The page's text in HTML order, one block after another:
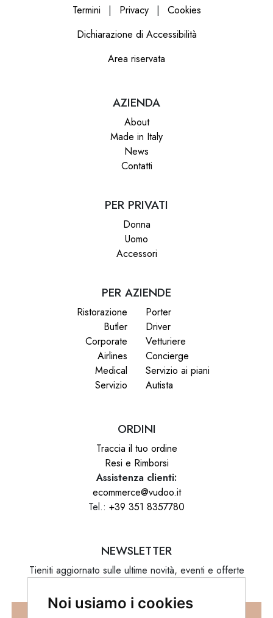
Noi usiamo i cookies
Termini
| Privacy |
Cookies
Dichiarazione di Accessibilità
Area riservata
AZIENDA
About
Made in Italy
News
Contatti
PER PRIVATI
Donna
Uomo
Accessori
PER AZIENDE
Ristorazione
Butler
Corporate
Airlines
Medical
Servizio
Porter
Driver
Vetturiere
Concierge
Servizio ai piani
Autista
ORDINI
Traccia il tuo ordine
Resi e Rimborsi
Assistenza clienti:
ecommerce@vudoo.it
Tel.: +39 351 8357780
NEWSLETTER
Tieniti aggiornato sulle ultime novità, eventi e offerte